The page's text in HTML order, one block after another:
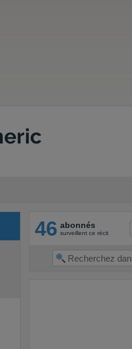
46 abonnés
surveillent ce récit